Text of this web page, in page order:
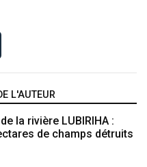
L'AUTEUR
la rivière LUBIRIHA :
de champs détruits